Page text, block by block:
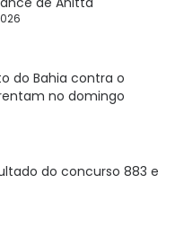
do Bahia contra o
no domingo
do concurso 883 e